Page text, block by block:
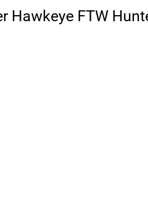
Hawkeye FTW